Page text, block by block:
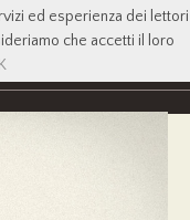
ed esperienza dei
che accetti il loro